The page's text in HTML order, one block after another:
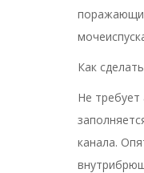
Как
Не
канала.